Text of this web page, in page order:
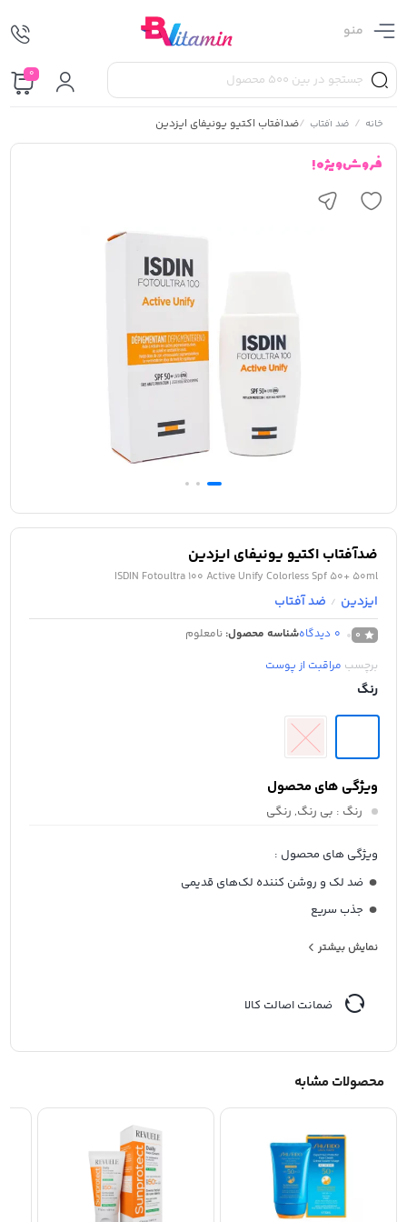
منو
0
خانه / ضد آفتاب /ضدآفتاب اکتیو یونیفای ایزدین
فروش ویژه !
ضدآفتاب اکتیو یونیفای ایزدین
ISDIN Fotoultra 100 Active Unify Colorless Spf 50+ 50ml
ایزدین / ضد آفتاب
0
0 دیدگاهشناسه محصول:نامعلوم
برچسب مراقبت از پوست
رنگ
ویژگی های محصول
رنگ : بی رنگ, رنگی
ویژگی های محصول :
ضد لک و روشن کننده لک‌های قدیمی
جذب سریع
تسکین دهنده و التیام بخش
غیرکومدون زا
کمک به کاهش ملاسما
بدون ایجاد حس خشکی
مناسب انواع پوست به ویژه پوست های نرمال تا خشک و حتی
پوست‌های آتوپیک
نمایش بیشتر
ضمانت اصالت کالا
محصولات مشابه